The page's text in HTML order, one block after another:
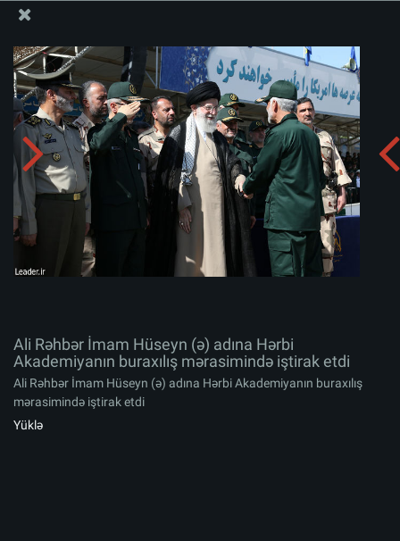
Ali Rəhbər İmam Hüseyn (ə) adına Hərbi Akademiyanın
buraxılış mərasimində iştirak etdi
Albomu yüklə:
Ali Rəhbər İmam Hüseyn (ə) adına Hərbi
Akademiyanın buraxılış mərasimində iştirak etdi
Ali Rəhbər İmam Hüseyn (ə) adına Hərbi Akademiyanın buraxılış
mərasimində iştirak etdi
Yüklə